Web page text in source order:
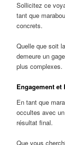
Sollicitez ce
tant que
concrets.
Quelle que soit
demeure un
plus complexes.
Engagement et
En tant que
occultes avec
résultat final.
Que vous